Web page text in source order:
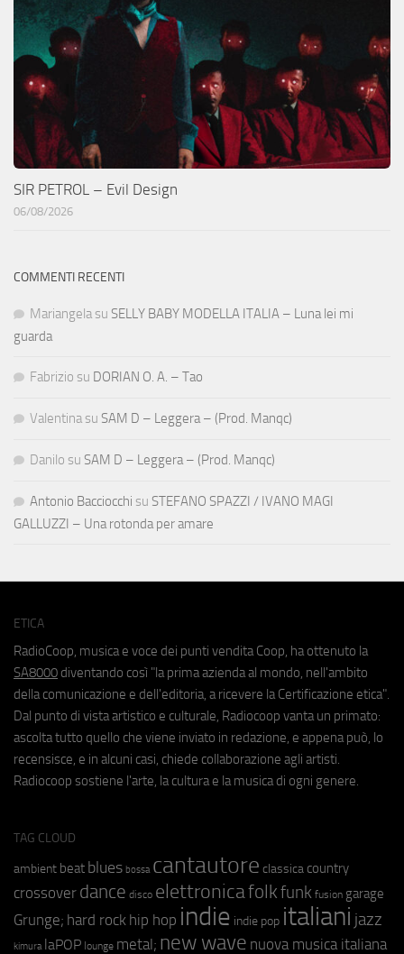
SIR PETROL – Evil Design
06/08/2026
COMMENTI RECENTI
Mariangela su SELLY BABY MODELLA ITALIA – Luna lei mi
guarda
Fabrizio su DORIAN O. A. – Tao
Valentina su SAM D – Leggera – (Prod. Manqc)
Danilo su SAM D – Leggera – (Prod. Manqc)
Antonio Bacciocchi su STEFANO SPAZZI / IVANO MAGI
GALLUZZI – Una rotonda per amare
ETICA
RadioCoop, musica e voce dei punti vendita Coop, ha ottenuto la
SA8000 diventando così "la prima azienda al mondo, nell'ambito
della comunicazione e dell'editoria, a ricevere la Certificazione etica".
Dal punto di vista artistico e culturale, Radiocoop vanta un primato:
ascolta tutto quello che viene inviato in redazione, e appena può, lo
recensisce, e in alcuni casi, chiede collaborazione agli artisti.
Radiocoop sostiene l'arte, la cultura e la musica di ogni genere.
TAG CLOUD
ambient beat blues bossa cantautore classica country
crossover dance disco elettronicafolkfunk fusion garage
Grunge; hard rock hip hop indie indie pop italiani jazz
kimura laPOP lounge metal; new wave nuova musica italiana